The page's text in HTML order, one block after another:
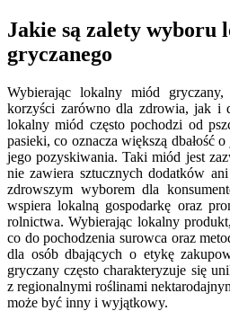
Jakie są zalety wyboru
gryczanego
Wybierając lokalny miód
korzyści zarówno dla zdrowia, jak i
lokalny miód często pochodzi od
pasieki, co oznacza większą dbałość
jego pozyskiwania. Taki miód jest
nie zawiera sztucznych dodatków
zdrowszym wyborem dla
wspiera lokalną gospodarkę oraz
rolnictwa. Wybierając lokalny
co do pochodzenia surowca oraz
dla osób dbających o etykę
gryczany często charakteryzuje się
z regionalnymi roślinami
może być inny i wyjątkowy.